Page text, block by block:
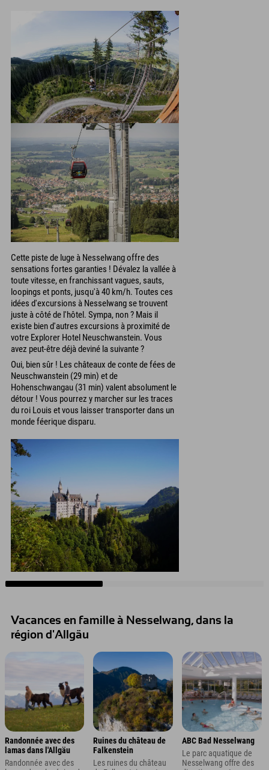
Cette piste de luge à Nesselwang offre des
sensations fortes garanties ! Dévalez la vallée à
toute vitesse, en franchissant vagues, sauts,
loopings et ponts, jusqu'à 40 km/h. Toutes ces
idées d'excursions à Nesselwang se trouvent
juste à côté de l'hôtel. Sympa, non ? Mais il
existe bien d'autres excursions à proximité de
votre Explorer Hotel Neuschwanstein. Vous
avez peut-être déjà deviné la suivante ?
Oui, bien sûr ! Les châteaux de conte de fées de
Neuschwanstein (29 min) et de
Hohenschwangau (31 min) valent absolument le
détour ! Vous pourrez y marcher sur les traces
du roi Louis et vous laisser transporter dans un
monde féerique disparu.
Vacances en famille à Nesselwang, dans la
région d'Allgäu
Randonnée avec des
lamas dans l'Allgäu
Randonnée avec des
Ruines du château de
Falkenstein
Les ruines du château
ABC Bad Nesselwang
Le parc aquatique de
Nesselwang offre des